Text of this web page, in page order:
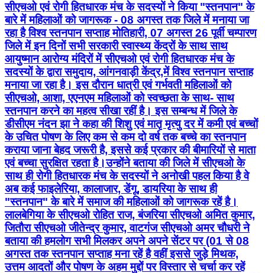
सीएचओ एवं रोगी हितधारक मंच के सदस्यों ने किया "स्तनपान" के
बारे में महिलाओं को जागरूक - 08 अगस्त तक जिले में मनाया जा
रहा है विश्व स्तनपान सप्ताह मोतिहारी, 07 अगस्त 26 पूर्वी चम्पारण
जिले में इन दिनों सभी सरकारी स्वास्थ्य केंद्रों के साथ साथ
आयुष्मान आरोग्य मंदिरों में सीएचओ एवं रोगी हितधारक मंच के
सदस्यों के द्वारा समुदाय, आंगनवाड़ी केंद्र,में विश्व स्तनपान सप्ताह
मनाया जा रहा है। इस दौरान धात्री एवं गर्भवती महिलाओं को
सीएचओ, आशा, एएनएम महिलाओं को स्वच्छता के साथ- साथ
स्तनपान करने का महत्व सीखा रहीं है। इस सम्बन्ध में जिले के
डीसीएम नंदन झा ने कहा की शिशु एवं मातृ मृत्यु दर में कमी एवं बच्चों
के उचित पोषण के लिए कम से कम दो वर्ष तक बच्चे का स्तनपान
कराया जाना बेहद जरूरी है, इससे कई प्रकार की बीमारियों से माता
एवं बच्चा सुरक्षित रहता है।उन्होंने बताया की जिले में सीएचओ के
साथ ही रोगी हितधारक मंच के सदस्यों ने अनोखी पहल किया है वे
अब कई फाइलेरिया, कालाजार, डेंगू, डायरिया के साथ ही
"स्तनपान" के बारे में समाज की महिलाओं को जागरूक रहें है।
लालबेगिया के सीएचओ रोहित राज, बंजरिया सीएचओ अमित कुमार,
जितौरा सीएचओ जीतेन्द्र कुमार, वाटगंज सीएचओ अमर चौधरी ने
बताया की हमलोग सभी मिलकर अपने अपने सेंटर पर (01 से 08
अगस्त तक स्तनपान सप्ताह मना रहें है वहीं इससे जुड़े मिथक,
उत्तम आदतों और पोषण के अहम मुद्दों पर विस्तार से चर्चा कर रहें